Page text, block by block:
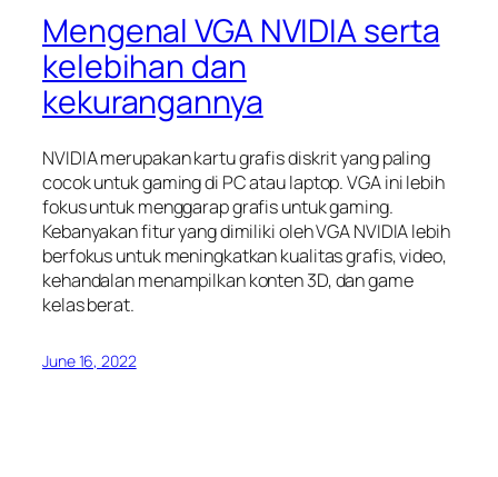
Mengenal VGA NVIDIA serta
kelebihan dan
kekurangannya
NVIDIA merupakan kartu grafis diskrit yang paling
cocok untuk gaming di PC atau laptop. VGA ini lebih
fokus untuk menggarap grafis untuk gaming.
Kebanyakan fitur yang dimiliki oleh VGA NVIDIA lebih
berfokus untuk meningkatkan kualitas grafis, video,
kehandalan menampilkan konten 3D, dan game
kelas berat.
June 16, 2022